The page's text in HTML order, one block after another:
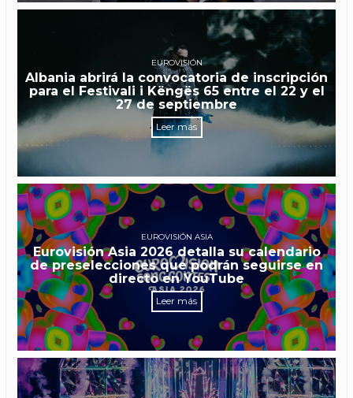
EUROVISIÓN
Albania abrirá la convocatoria de inscripción
para el Festivali i Këngës 65 entre el 22 y el
27 de septiembre
Leer más
EUROVISIÓN ASIA
Eurovisión Asia 2026 detalla su calendario
de preselecciones que podrán seguirse en
directo en YouTube
Leer más